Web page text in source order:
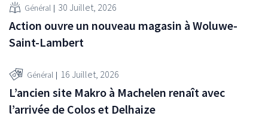
Général 30 Juillet, 2026
Action ouvre un nouveau magasin à Woluwe-
Saint-Lambert
Général 16 Juillet, 2026
L’ancien site Makro à Machelen renaît avec
l’arrivée de Colos et Delhaize